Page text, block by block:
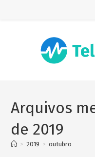
Arquivos
de 2019
> 2019 > outubro